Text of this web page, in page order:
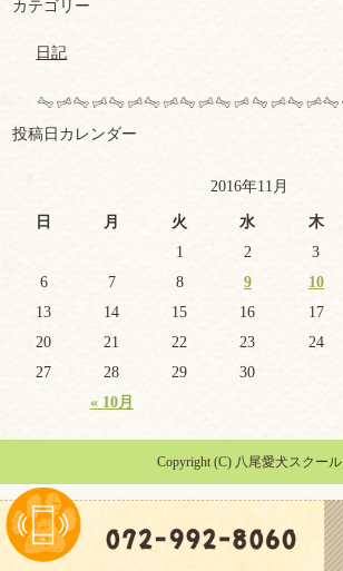
カテゴリー
日記
投稿日カレンダー
2016年11月
日 月 火 水 木
« 10月
1 2 3
6
7 8 9 10
13
14 15 16 17
20
21 22 23 24
27
28 29 30
Copyright (C) 八尾愛犬スクール